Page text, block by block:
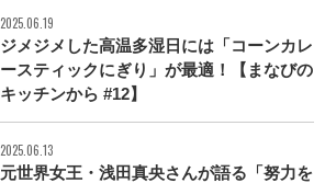
2025.06.19
ジメジメした高温多湿日には「コーンカレ
ースティックにぎり」が最適！【まなびの
キッチンから #12】
2025.06.13
元世界女王・浅田真央さんが語る「努力を